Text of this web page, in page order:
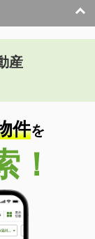
産
件を
！